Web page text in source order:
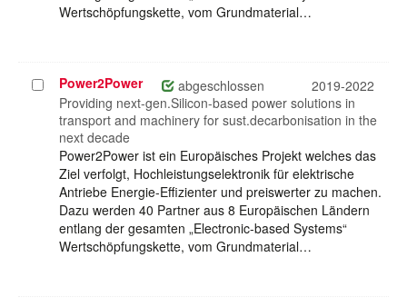
Wertschöpfungskette, vom Grundmaterial…
Projekt
auswählen
Power2Power abgeschlossen
2019-2022
Providing next-gen.Silicon-based power solutions in
transport and machinery for sust.decarbonisation in the
next decade
Power2Power ist ein Europäisches Projekt welches das
Ziel verfolgt, Hochleistungselektronik für elektrische
Antriebe Energie-Effizienter und preiswerter zu machen.
Dazu werden 40 Partner aus 8 Europäischen Ländern
entlang der gesamten „Electronic-based Systems“
Wertschöpfungskette, vom Grundmaterial…